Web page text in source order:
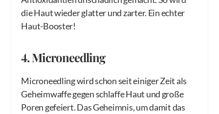
die Haut wieder glatter und zarter. Ein echter
Haut-Booster!
4. Microneedling
Microneedling wird schon seit einiger Zeit als
Geheimwaffe gegen schlaffe Haut und große
Poren gefeiert. Das Geheimnis, um damit das